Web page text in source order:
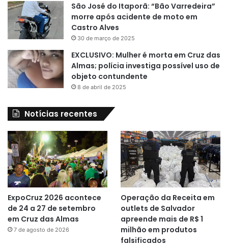
São José do Itaporã: “Bão Varredeira”
morre após acidente de moto em
Castro Alves
30 de março de 2025
EXCLUSIVO: Mulher é morta em Cruz das
Almas; polícia investiga possível uso de
objeto contundente
8 de abril de 2025
Notícias recentes
ExpoCruz 2026 acontece
de 24 a 27 de setembro
em Cruz das Almas
7 de agosto de 2026
Operação da Receita em
outlets de Salvador
apreende mais de R$ 1
milhão em produtos
falsificados